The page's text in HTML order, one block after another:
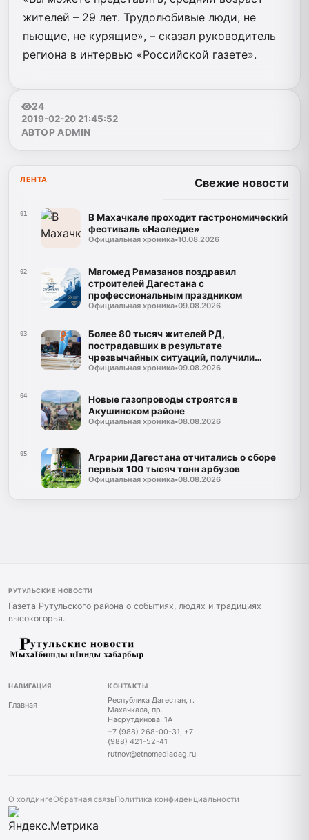
жителей – 29 лет. Трудолюбивые люди, не
пьющие, не курящие», – сказал руководитель
региона в интервью «Российской газете».
24
2019-02-20 21:45:52
АВТОР ADMIN
ЛЕНТА Свежие новости
01
В Махачкале проходит гастрономический
фестиваль «Наследие»
Официальная хроника•10.08.2026
02
Магомед Рамазанов поздравил
строителей Дагестана с
профессиональным праздником
Официальная хроника•09.08.2026
03
Более 80 тысяч жителей РД,
пострадавших в результате
чрезвычайных ситуаций, получили
финансовую поддержку
Официальная хроника•09.08.2026
04
Новые газопроводы строятся в
Акушинском районе
Официальная хроника•08.08.2026
05
Аграрии Дагестана отчитались о сборе
первых 100 тысяч тонн арбузов
Официальная хроника•08.08.2026
РУТУЛЬСКИЕ НОВОСТИ
Газета Рутульского района о событиях, людях и традициях
высокогорья.
НАВИГАЦИЯ
Главная
КОНТАКТЫ
Республика Дагестан, г.
Махачкала, пр.
Насрутдинова, 1А
+7 (988) 268-00-31, +7
(988) 421-52-41
rutnov@etnomediadag.ru
О холдингеОбратная связьПолитика конфиденциальности